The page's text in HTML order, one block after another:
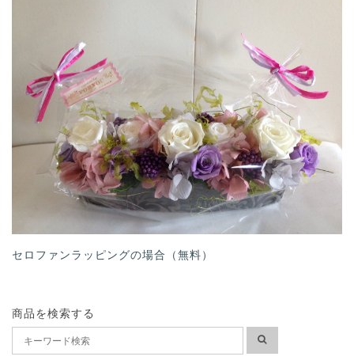
セロファンラッピングの場合（無料）
商品を検索する